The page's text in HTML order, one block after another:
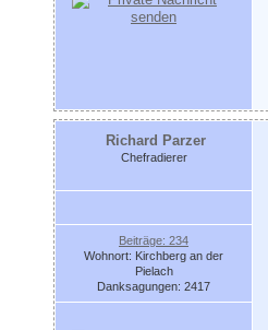
Richard Parzer
Chefradierer
Beiträge: 234
Wohnort: Kirchberg an der
Pielach
Danksagungen: 2417